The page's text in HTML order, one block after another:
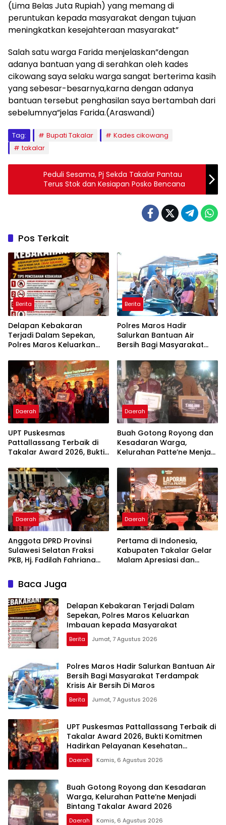
(Lima Belas Juta Rupiah) yang memang di
peruntukan kepada masyarakat dengan tujuan
meningkatkan kesejahteraan masyarakat”
Salah satu warga Farida menjelaskan”dengan
adanya bantuan yang di serahkan oleh kades
cikowang saya selaku warga sangat berterima kasih
yang sebesar-besarnya,karna dengan adanya
bantuan tersebut penghasilan saya bertambah dari
sebelumnya”jelas Farida.(Araswandi)
Tag: Bupati Takalar
Kades cikowang
takalar
Peduli Sesama, Pj Sekda Takalar Pantau
Terus Stok dan Kesiapan Posko Bencana
Pos Terkait
Berita
Delapan Kebakaran
Terjadi Dalam Sepekan,
Polres Maros Keluarkan
Masyarakat
Berita
Polres Maros Hadir
Salurkan Bantuan Air
Bersih Bagi Masyarakat
Di Maros
Daerah
UPT Puskesmas
Pattallassang Terbaik di
Takalar Award 2026, Bukti
Pelayanan Kesehatan
Berkualitas
Daerah
Buah Gotong Royong dan
Kesadaran Warga,
Kelurahan Patte’ne Menjadi
2026
Daerah
Anggota DPRD Provinsi
Sulawesi Selatan Fraksi
PKB, Hj. Fadilah Fahriana
Takalar Menyalakan
Lentera Pengabdian
Melalui Malam Apresiasi
dan Inovasi Award 2026
Daerah
Pertama di Indonesia,
Kabupaten Takalar Gelar
Malam Apresiasi dan
Baca Juga
Delapan Kebakaran Terjadi Dalam
Sepekan, Polres Maros Keluarkan
Imbauan kepada Masyarakat
Berita Jumat, 7 Agustus 2026
Polres Maros Hadir Salurkan Bantuan Air
Bersih Bagi Masyarakat Terdampak
Krisis Air Bersih Di Maros
Berita Jumat, 7 Agustus 2026
UPT Puskesmas Pattallassang Terbaik di
Takalar Award 2026, Bukti Komitmen
Hadirkan Pelayanan Kesehatan
Berkualitas
Daerah Kamis, 6 Agustus 2026
Buah Gotong Royong dan Kesadaran
Warga, Kelurahan Patte’ne Menjadi
Bintang Takalar Award 2026
Daerah Kamis, 6 Agustus 2026